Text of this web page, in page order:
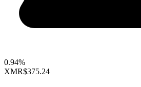
0.94%
XMR$375.24